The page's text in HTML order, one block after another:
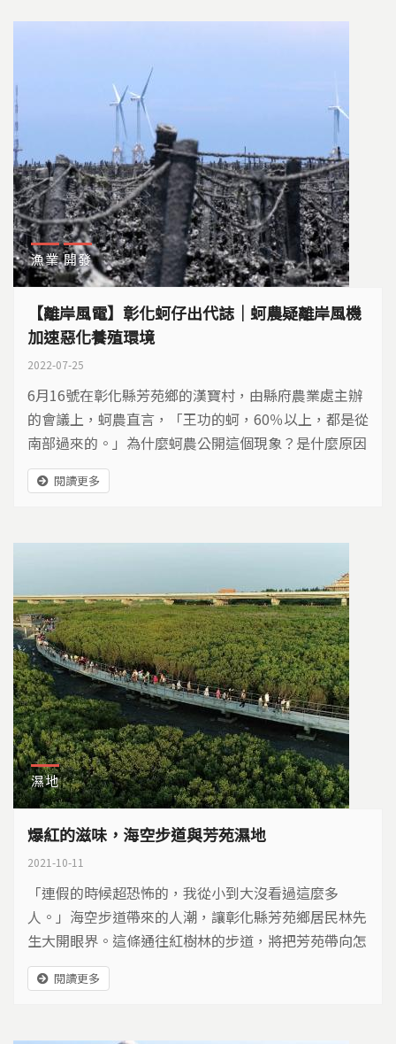
漁業 開發
【離岸風電】彰化蚵仔出代誌｜蚵農疑離岸風機
加速惡化養殖環境
2022-07-25
6月16號在彰化縣芳苑鄉的漢寶村，由縣府農業處主辦
的會議上，蚵農直言，「王功的蚵，60％以上，都是從
南部過來的。」為什麼蚵農公開這個現象？是什麼原因
造成蚵仔減產？
閱讀更多
濕地
爆紅的滋味，海空步道與芳苑濕地
2021-10-11
「連假的時候超恐怖的，我從小到大沒看過這麼多
人。」海空步道帶來的人潮，讓彰化縣芳苑鄉居民林先
生大開眼界。這條通往紅樹林的步道，將把芳苑帶向怎
樣的未來？
閱讀更多